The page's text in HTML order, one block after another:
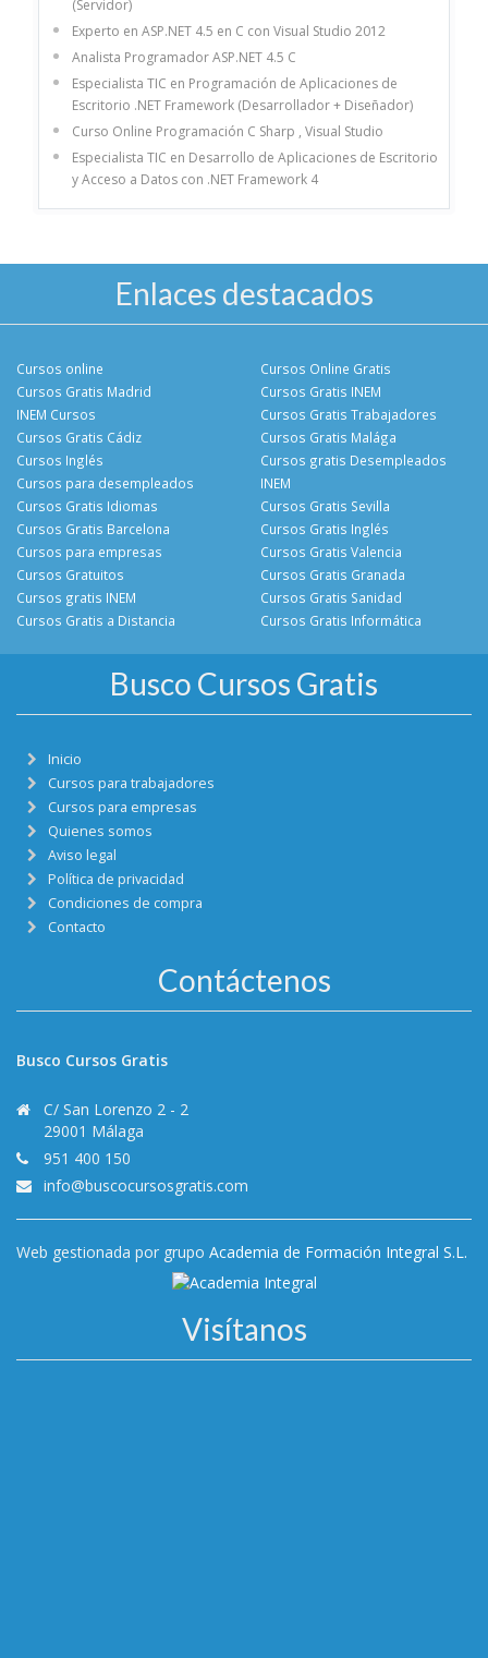
(Servidor)
Experto en ASP.NET 4.5 en C con Visual Studio 2012
Analista Programador ASP.NET 4.5 C
Especialista TIC en Programación de Aplicaciones de
Escritorio .NET Framework (Desarrollador + Diseñador)
Curso Online Programación C Sharp , Visual Studio
Especialista TIC en Desarrollo de Aplicaciones de Escritorio
y Acceso a Datos con .NET Framework 4
Enlaces destacados
Cursos online
Cursos Gratis Madrid
INEM Cursos
Cursos Gratis Cádiz
Cursos Online Gratis
Cursos Gratis INEM
Cursos Gratis Trabajadores
Cursos Gratis Malága
Cursos Inglés
Cursos para desempleados
Cursos Gratis Idiomas
Cursos Gratis Barcelona
Cursos gratis Desempleados
INEM
Cursos Gratis Sevilla
Cursos Gratis Inglés
Cursos para empresas
Cursos Gratuitos
Cursos gratis INEM
Cursos Gratis a Distancia
Cursos Gratis Valencia
Cursos Gratis Granada
Cursos Gratis Sanidad
Cursos Gratis Informática
Busco Cursos Gratis
Inicio
Cursos para trabajadores
Cursos para empresas
Quienes somos
Aviso legal
Política de privacidad
Condiciones de compra
Contacto
Contáctenos
Busco Cursos Gratis
C/ San Lorenzo 2 - 2
29001 Málaga
951 400 150
info@buscocursosgratis.com
Web gestionada por grupo Academia de Formación Integral S.L.
Visítanos